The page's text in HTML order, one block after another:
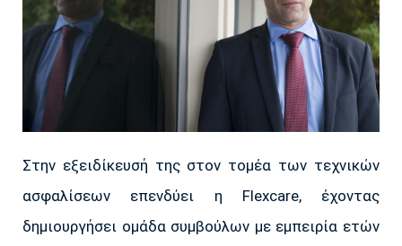
Στην εξειδίκευσή της στον τομέα των τεχνικών
ασφαλίσεων επενδύει η Flexcare, έχοντας
δημιουργήσει ομάδα συμβούλων με εμπειρία ετών